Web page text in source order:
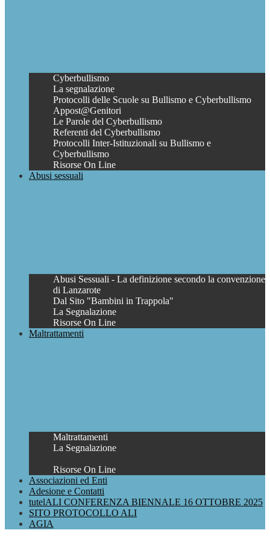
Cyberbullismo
La segnalazione
Protocolli delle Scuole su Bullismo e Cyberbullismo
Appost@Genitori
Le Parole del Cyberbullismo
Referenti del Cyberbullismo
Protocolli Inter-Istituzionali su Bullismo e
Cyberbullismo
Risorse On Line
Abusi sessuali
Abusi Sessuali - La definizione secondo la convenzione
di Lanzarote
Dal Sito "Bambini in Trappola"
La Segnalazione
Risorse On Line
Maltrattamenti
Maltrattamenti
La Segnalazione
Risorse On Line
Associazioni ed Enti
Adesione e Contatti
tutelALI CONFERENZA BIENNALE 16 OTTOBRE 2025
SITO PROTOCOLLO ALI
AGIA